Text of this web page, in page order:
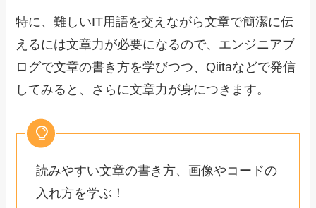
特に、難しいIT用語を交えながら文章で簡潔に伝
えるには文章力が必要になるので、エンジニアブ
ログで文章の書き方を学びつつ、Qiitaなどで発信
してみると、さらに文章力が身につきます。
読みやすい文章の書き方、画像やコードの
入れ方を学ぶ！